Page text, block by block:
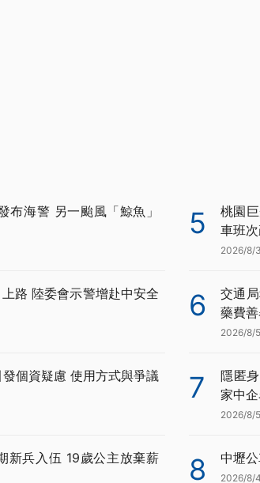
布海警 另一颱風「鯨魚」
路 陸委會示警增赴中安全
個資疑慮 使用方式與爭議
新兵入伍 19歲公主放棄薪
5
桃園
車班
2026/8/
6
交通
藥費
2026/8/
7
隱匿
家中
2026/8/
8 中壢
2026/8/